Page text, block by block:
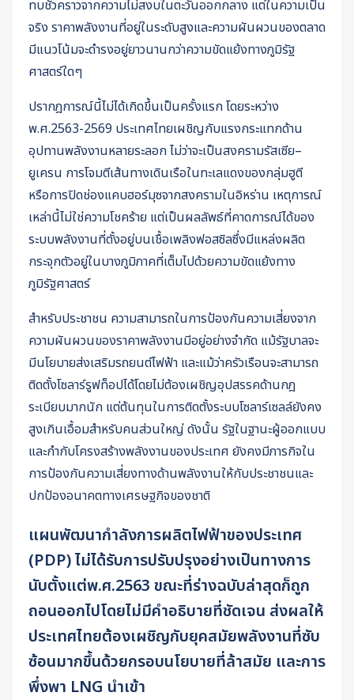
ทบชั่วคราวจากความไม่สงบในตะวันออกกลาง แต่ในความเป็น
จริง ราคาพลังงานที่อยู่ในระดับสูงและความผันผวนของตลาด
มีแนวโน้มจะดำรงอยู่ยาวนานกว่าความขัดแย้งทางภูมิรัฐ
ศาสตร์ใดๆ
ปรากฎการณ์นี้ไม่ได้เกิดขึ้นเป็นครั้งแรก โดยระหว่าง
พ.ศ.2563-2569 ประเทศไทยเผชิญกับแรงกระแทกด้าน
อุปทานพลังงานหลายระลอก ไม่ว่าจะเป็นสงครามรัสเซีย–
ยูเครน การโจมตีเส้นทางเดินเรือในทะเลแดงของกลุ่มฮูตี
หรือการปิดช่องแคบฮอร์มุซจากสงครามในอิหร่าน เหตุการณ์
เหล่านี้ไม่ใช่ความโชคร้าย แต่เป็นผลลัพธ์ที่คาดการณ์ได้ของ
ระบบพลังงานที่ตั้งอยู่บนเชื้อเพลิงฟอสซิลซึ่งมีแหล่งผลิต
กระจุกตัวอยู่ในบางภูมิภาคที่เต็มไปด้วยความขัดแย้งทาง
ภูมิรัฐศาสตร์
สำหรับประชาชน ความสามารถในการป้องกันความเสี่ยงจาก
ความผันผวนของราคาพลังงานมีอยู่อย่างจำกัด แม้รัฐบาลจะ
มีนโยบายส่งเสริมรถยนต์ไฟฟ้า และแม้ว่าครัวเรือนจะสามารถ
ติดตั้งโซลาร์รูฟท็อปได้โดยไม่ต้องเผชิญอุปสรรคด้านกฎ
ระเบียบมากนัก แต่ต้นทุนในการติดตั้งระบบโซลาร์เซลล์ยังคง
สูงเกินเอื้อมสำหรับคนส่วนใหญ่ ดังนั้น รัฐในฐานะผู้ออกแบบ
และกำกับโครงสร้างพลังงานของประเทศ ยังคงมีภารกิจใน
การป้องกันความเสี่ยงทางด้านพลังงานให้กับประชาชนและ
ปกป้องอนาคตทางเศรษฐกิจของชาติ
แผนพัฒนากำลังการผลิตไฟฟ้าของประเทศ
(PDP) ไม่ได้รับการปรับปรุงอย่างเป็นทางการ
นับตั้งแต่พ.ศ.2563 ขณะที่ร่างฉบับล่าสุดก็ถูก
ถอนออกไปโดยไม่มีคำอธิบายที่ชัดเจน ส่งผลให้
ประเทศไทยต้องเผชิญกับยุคสมัยพลังงานที่ซับ
ซ้อนมากขึ้นด้วยกรอบนโยบายที่ล้าสมัย และการ
พึ่งพา LNG นำเข้า